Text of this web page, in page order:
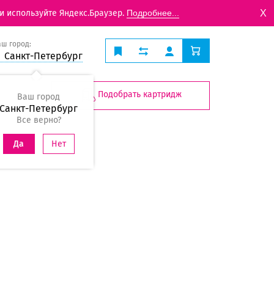
Яндекс.Браузер. Подробнее... X
город:
Санкт-Петербург
Ваш город
Санкт-Петербург
Все верно?
Да Нет
Подобрать картридж